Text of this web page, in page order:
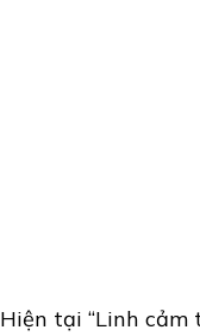
Hiện tại “Linh